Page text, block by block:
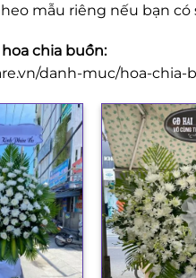
mẫu riêng nếu bạn
chia buồn:
danh-muc/hoa-chia-